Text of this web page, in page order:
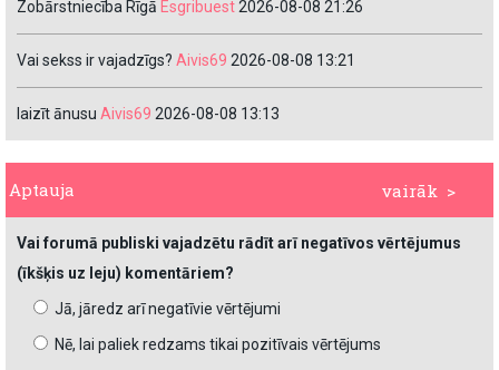
Zobārstniecība Rīgā Esgribuest2026-08-08 21:26
Vai sekss ir vajadzīgs? Aivis69 2026-08-08 13:21
laizīt ānusu Aivis69 2026-08-08 13:13
vairāk >
Aptauja
Vai forumā publiski vajadzētu rādīt arī negatīvos vērtējumus
(īkšķis uz leju) komentāriem?
Jā, jāredz arī negatīvie vērtējumi
Nē, lai paliek redzams tikai pozitīvais vērtējums